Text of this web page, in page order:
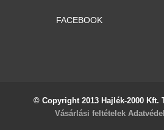
FACEBOOK
© Copyright 2013 Hajlék-2000 Kft.
Vásárlási feltételek